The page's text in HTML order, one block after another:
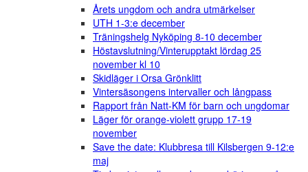
Årets ungdom och andra utmärkelser
UTH 1-3:e december
Träningshelg Nyköping 8-10 december
Höstavslutning/Vinterupptakt lördag 25
november kl 10
Skidläger i Orsa Grönklitt
Vintersäsongens intervaller och långpass
Rapport från Natt-KM för barn och ungdomar
Läger för orange-violett grupp 17-19
november
Save the date: Klubbresa till Kilsbergen 9-12:e
maj